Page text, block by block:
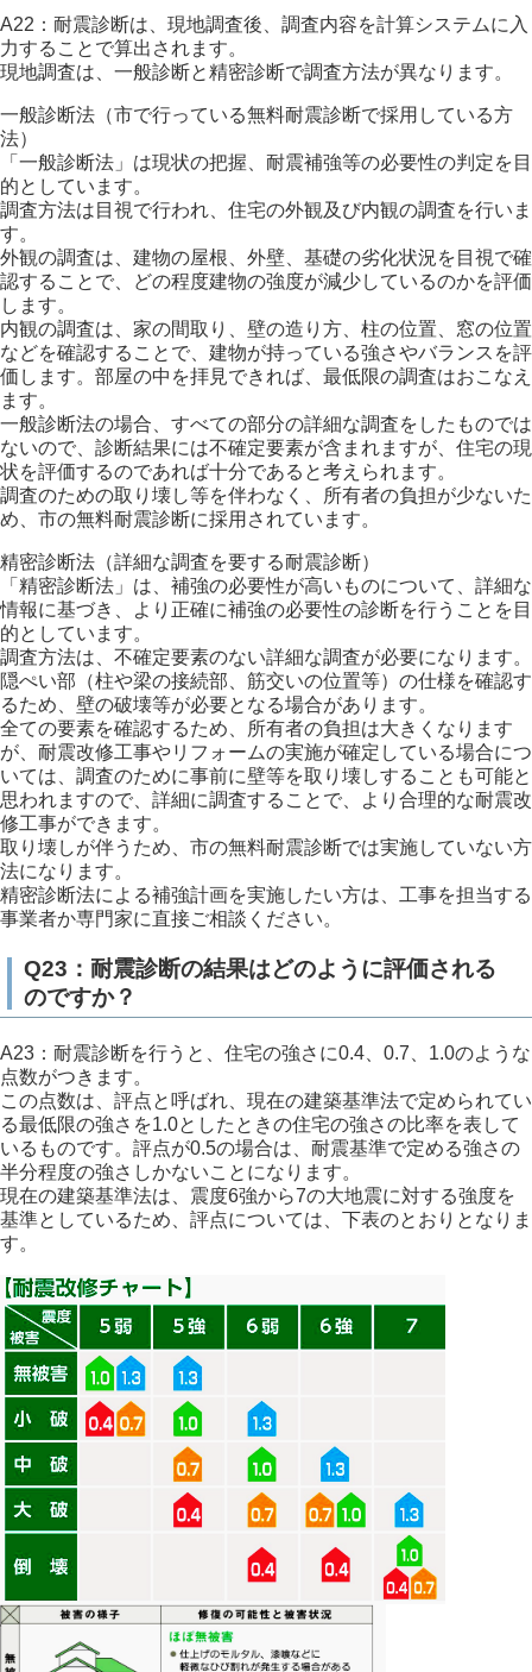
A22：耐震診断は、現地調査後、調査内容を計算システムに入
力することで算出されます。
現地調査は、一般診断と精密診断で調査方法が異なります。
一般診断法（市で行っている無料耐震診断で採用している方
法）
「一般診断法」は現状の把握、耐震補強等の必要性の判定を目
的としています。
調査方法は目視で行われ、住宅の外観及び内観の調査を行いま
す。
外観の調査は、建物の屋根、外壁、基礎の劣化状況を目視で確
認することで、どの程度建物の強度が減少しているのかを評価
します。
内観の調査は、家の間取り、壁の造り方、柱の位置、窓の位置
などを確認することで、建物が持っている強さやバランスを評
価します。部屋の中を拝見できれば、最低限の調査はおこなえ
ます。
一般診断法の場合、すべての部分の詳細な調査をしたものでは
ないので、診断結果には不確定要素が含まれますが、住宅の現
状を評価するのであれば十分であると考えられます。
調査のための取り壊し等を伴わなく、所有者の負担が少ないた
め、市の無料耐震診断に採用されています。
精密診断法（詳細な調査を要する耐震診断）
「精密診断法」は、補強の必要性が高いものについて、詳細な
情報に基づき、より正確に補強の必要性の診断を行うことを目
的としています。
調査方法は、不確定要素のない詳細な調査が必要になります。
隠ぺい部（柱や梁の接続部、筋交いの位置等）の仕様を確認す
るため、壁の破壊等が必要となる場合があります。
全ての要素を確認するため、所有者の負担は大きくなります
が、耐震改修工事やリフォームの実施が確定している場合につ
いては、調査のために事前に壁等を取り壊しすることも可能と
思われますので、詳細に調査することで、より合理的な耐震改
修工事ができます。
取り壊しが伴うため、市の無料耐震診断では実施していない方
法になります。
精密診断法による補強計画を実施したい方は、工事を担当する
事業者か専門家に直接ご相談ください。
Q23：耐震診断の結果はどのように評価される
のですか？
A23：耐震診断を行うと、住宅の強さに0.4、0.7、1.0のような
点数がつきます。
この点数は、評点と呼ばれ、現在の建築基準法で定められてい
る最低限の強さを1.0としたときの住宅の強さの比率を表して
いるものです。評点が0.5の場合は、耐震基準で定める強さの
半分程度の強さしかないことになります。
現在の建築基準法は、震度6強から7の大地震に対する強度を
基準としているため、評点については、下表のとおりとなりま
す。